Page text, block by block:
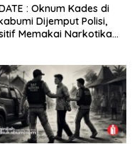
: Oknum Kades di
Dijemput Polisi,
Memakai Narkotika